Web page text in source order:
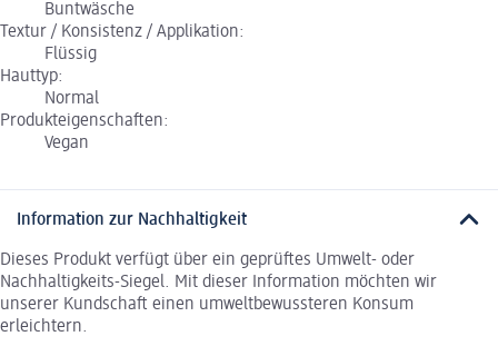
Buntwäsche
Textur / Konsistenz / Applikation:
Flüssig
Hauttyp:
Normal
Produkteigenschaften:
Vegan
Information zur Nachhaltigkeit
Dieses Produkt verfügt über ein geprüftes Umwelt- oder
Nachhaltigkeits-Siegel. Mit dieser Information möchten wir
unserer Kundschaft einen umweltbewussteren Konsum
erleichtern.